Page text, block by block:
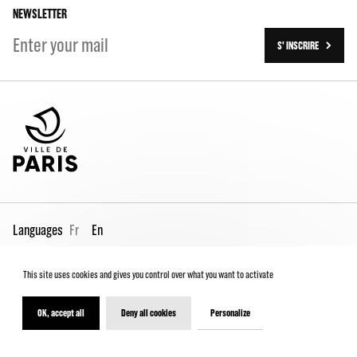
NEWSLETTER
S' INSCRIRE
Languages Fr En
Pro page Contact us Legal
Terms and conditions
Spectator Charter
This site uses cookies and gives you control over what you want to activate
OK, accept all Deny all cookies Personalize